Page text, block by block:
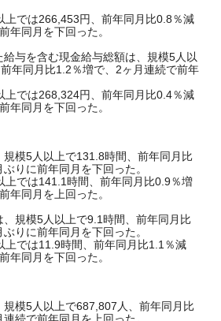
上では266,453円、前年同月比0.8％減
年同月を下回った。
与を含む現金給与総額は、規模5人以
年同月比1.2％増で、2ヶ月連続で前年
上では268,324円、前年同月比0.4％減
年同月を下回った。
規模5人以上で131.8時間、前年同月比
りに前年同月を下回った。
上では141.1時間、前年同月比0.9％増
年同月を上回った。
、規模5人以上で9.1時間、前年同月比
りに前年同月を下回った。
上では11.9時間、前年同月比1.1％減
年同月を下回った。
規模5人以上で687,807人、前年同月比